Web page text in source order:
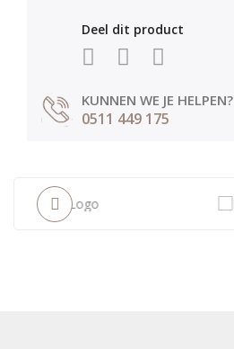
Deel dit product
KUNNEN WE JE HELPEN?
0511 449 175